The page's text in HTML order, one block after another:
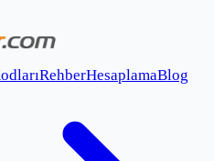
RehberHesaplamaBlog